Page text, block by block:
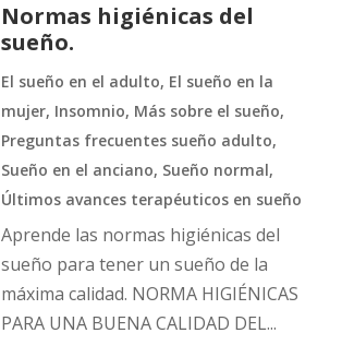
Normas higiénicas del
sueño.
El sueño en el adulto, El sueño en la
mujer, Insomnio, Más sobre el sueño,
Preguntas frecuentes sueño adulto,
Sueño en el anciano, Sueño normal,
Últimos avances terapéuticos en sueño
Aprende las normas higiénicas del
sueño para tener un sueño de la
máxima calidad. NORMA HIGIÉNICAS
PARA UNA BUENA CALIDAD DEL...